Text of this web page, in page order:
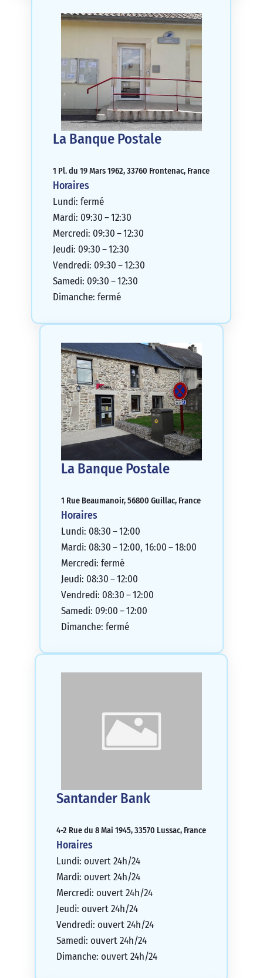
La Banque Postale
1 Pl. du 19 Mars 1962, 33760 Frontenac, France
Horaires
Lundi: fermé
Mardi: 09:30 – 12:30
Mercredi: 09:30 – 12:30
Jeudi: 09:30 – 12:30
Vendredi: 09:30 – 12:30
Samedi: 09:30 – 12:30
Dimanche: fermé
La Banque Postale
1 Rue Beaumanoir, 56800 Guillac, France
Horaires
Lundi: 08:30 – 12:00
Mardi: 08:30 – 12:00, 16:00 – 18:00
Mercredi: fermé
Jeudi: 08:30 – 12:00
Vendredi: 08:30 – 12:00
Samedi: 09:00 – 12:00
Dimanche: fermé
Santander Bank
4-2 Rue du 8 Mai 1945, 33570 Lussac, France
Horaires
Lundi: ouvert 24h/24
Mardi: ouvert 24h/24
Mercredi: ouvert 24h/24
Jeudi: ouvert 24h/24
Vendredi: ouvert 24h/24
Samedi: ouvert 24h/24
Dimanche: ouvert 24h/24